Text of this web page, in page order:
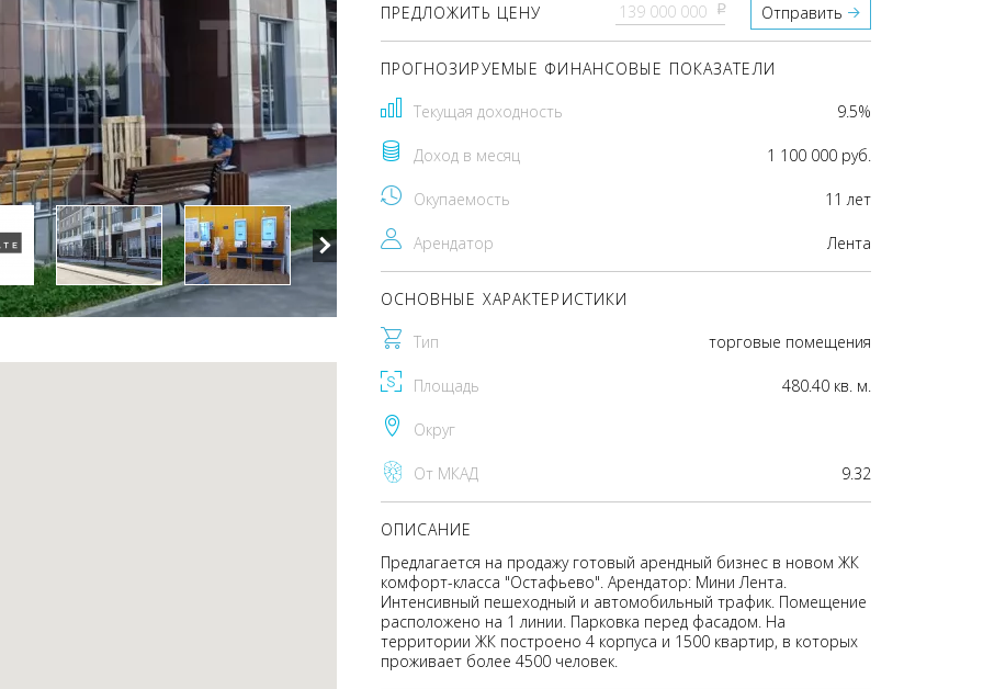
ПРЕДЛОЖИТЬ ЦЕНУ pуб Отправить
ПРОГНОЗИРУЕМЫЕ ФИНАНСОВЫЕ ПОКАЗАТЕЛИ
Текущая доходность 9.5%
Доход в месяц 1 100 000 руб.
Окупаемость 11 лет
Арендатор Лента
ОСНОВНЫЕ ХАРАКТЕРИСТИКИ
Тип торговые помещения
Площадь 480.40 кв. м.
Округ
От МКАД 9.32
ОПИСАНИЕ
Предлагается на продажу готовый арендный бизнес в новом ЖК
комфорт-класса "Остафьево". Арендатор: Мини Лента.
Интенсивный пешеходный и автомобильный трафик. Помещение
расположено на 1 линии. Парковка перед фасадом. На
территории ЖК построено 4 корпуса и 1500 квартир, в которых
проживает более 4500 человек.